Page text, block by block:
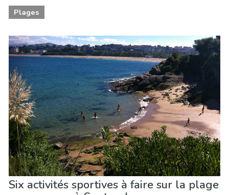
Plages
Six activités sportives à faire sur la plage